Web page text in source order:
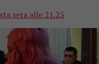
sera alle 21.25